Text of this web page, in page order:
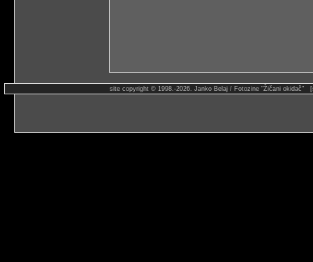
site copyright © 1998.-2026. Janko Belaj / Fotozine "Žičani okidač"